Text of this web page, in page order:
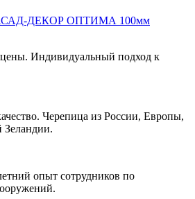
ДЕКОР ОПТИМА 100мм
Индивидуальный подход к
Черепица из России, Европы,
опыт сотрудников по